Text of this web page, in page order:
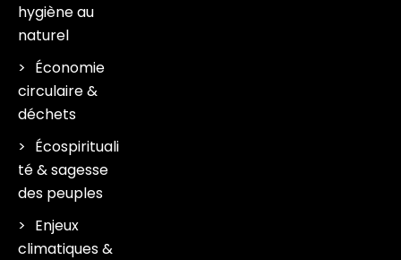
hygiène au
naturel
Économie
circulaire &
déchets
Écospirituali
té & sagesse
des peuples
Enjeux
climatiques &